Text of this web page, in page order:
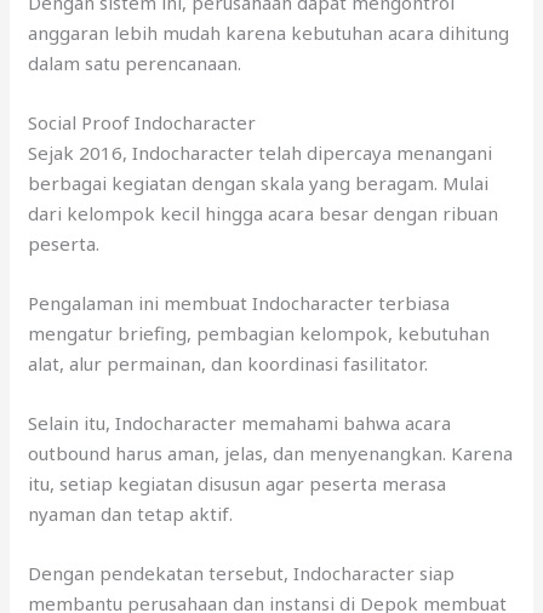
anggaran lebih mudah karena kebutuhan acara dihitung
dalam satu perencanaan.
Social Proof Indocharacter
Sejak 2016, Indocharacter telah dipercaya menangani
berbagai kegiatan dengan skala yang beragam. Mulai
dari kelompok kecil hingga acara besar dengan ribuan
peserta.
Pengalaman ini membuat Indocharacter terbiasa
mengatur briefing, pembagian kelompok, kebutuhan
alat, alur permainan, dan koordinasi fasilitator.
Selain itu, Indocharacter memahami bahwa acara
outbound harus aman, jelas, dan menyenangkan. Karena
itu, setiap kegiatan disusun agar peserta merasa
nyaman dan tetap aktif.
Dengan pendekatan tersebut, Indocharacter siap
membantu perusahaan dan instansi di Depok membuat